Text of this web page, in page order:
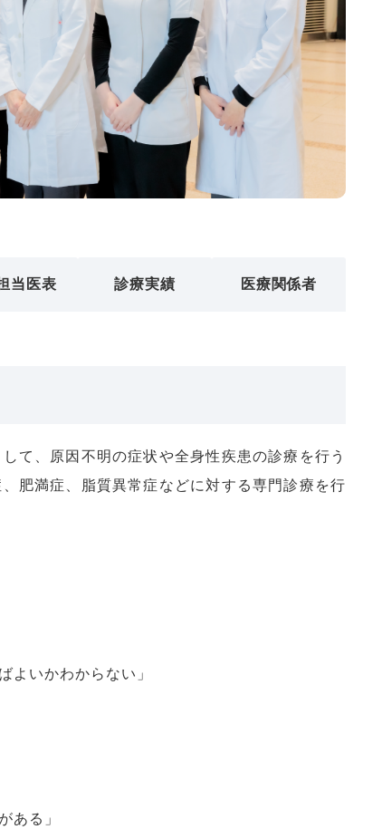
当医表 診療実績 医療関係者
て、原因不明の症状や全身性疾患の診療を行う
肥満症、脂質異常症などに対する専門診療を行
よいかわからない」
ある」